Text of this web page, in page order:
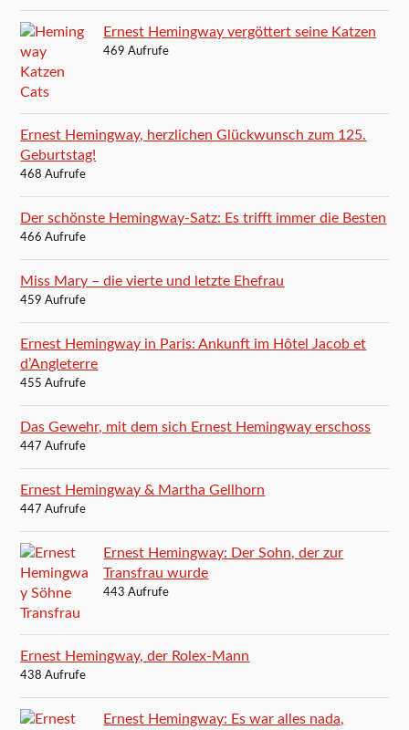
Ernest Hemingway vergöttert seine Katzen
469 Aufrufe
Ernest Hemingway, herzlichen Glückwunsch zum 125.
Geburtstag!
468 Aufrufe
Der schönste Hemingway-Satz: Es trifft immer die Besten
466 Aufrufe
Miss Mary – die vierte und letzte Ehefrau
459 Aufrufe
Ernest Hemingway in Paris: Ankunft im Hôtel Jacob et
d’Angleterre
455 Aufrufe
Das Gewehr, mit dem sich Ernest Hemingway erschoss
447 Aufrufe
Ernest Hemingway & Martha Gellhorn
447 Aufrufe
Ernest Hemingway: Der Sohn, der zur
Transfrau wurde
443 Aufrufe
Ernest Hemingway, der Rolex-Mann
438 Aufrufe
Ernest Hemingway: Es war alles nada,